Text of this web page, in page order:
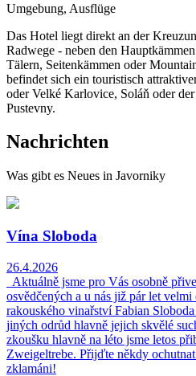
Umgebung, Ausflüge
Das Hotel liegt direkt an der
Radwege - neben den
Tälern, Seitenkämmen oder
befindet sich ein touristisch
oder Velké Karlovice, Soláň oder
Pustevny.
Nachrichten
Was gibt es Neues in Javorniky
Vína Sloboda
26.4.2026
Aktuálně jsme pro Vás osobně
osvědčených a u nás již pár let
rakouského vinařství Fabian
jiných odrůd hlavně jejich skvělé
zkoušku hlavně na léto jsme letos
Zweigeltrebe. Přijďte někdy
zklamáni!